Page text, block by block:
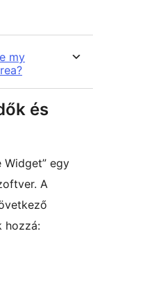
my
és
Widget” egy
A
hozzá: